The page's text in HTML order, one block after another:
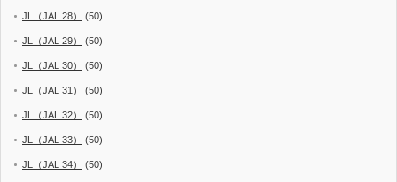
JL（JAL 28） (50)
JL（JAL 29） (50)
JL（JAL 30） (50)
JL（JAL 31） (50)
JL（JAL 32） (50)
JL（JAL 33） (50)
JL（JAL 34） (50)